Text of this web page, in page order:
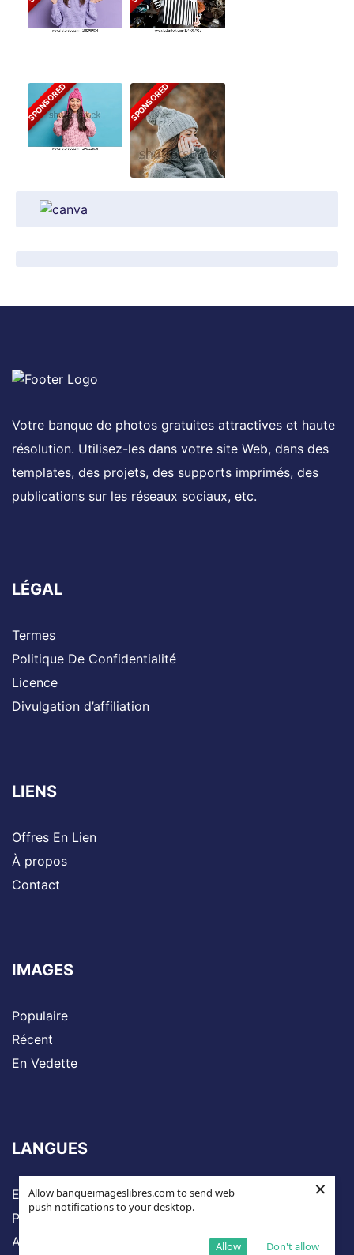
Allow banqueimageslibres.com to send web
push notifications to your desktop.
Don't allow
Allow
×
SPONSORED SPONSORED
Votre banque de photos gratuites attractives et haute
résolution. Utilisez-les dans votre site Web, dans des
templates, des projets, des supports imprimés, des
publications sur les réseaux sociaux, etc.
LÉGAL
Termes
Politique De Confidentialité
Licence
Divulgation d’affiliation
LIENS
Offres En Lien
À propos
Contact
IMAGES
Populaire
Récent
En Vedette
LANGUES
Espagnol
Portugais
Anglais